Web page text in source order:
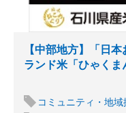
【中部地方】「日
ランド米「ひゃく
コミュニティ・地域